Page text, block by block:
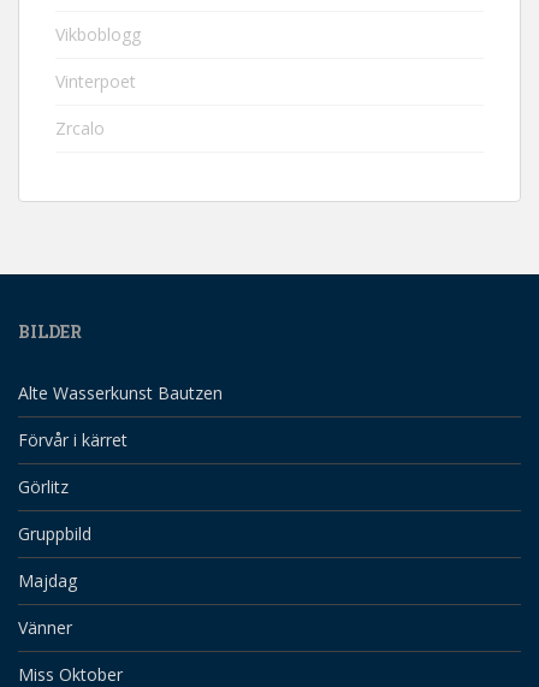
Vikboblogg
Vinterpoet
Zrcalo
BILDER
Alte Wasserkunst Bautzen
Förvår i kärret
Görlitz
Gruppbild
Majdag
Vänner
Miss Oktober